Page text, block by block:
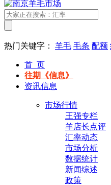
热门关键字： 羊毛 毛条 配额
首 页
往期《信息》
资讯信息
市场行情
王强专栏
羊店长点评
汇率动态
市场分析
数据统计
新闻综述
政策